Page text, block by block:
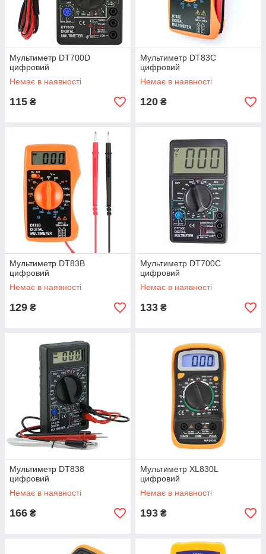
Мультиметр DT700D
цифровий
Немає в наявності
115 ₴
Мультиметр DT83C
цифровий
Немає в наявності
120 ₴
Мультиметр DT83B
цифровий
Немає в наявності
129 ₴
Мультиметр DT700C
цифровий
Немає в наявності
133 ₴
Мультиметр DT838
цифровий
Немає в наявності
166 ₴
Мультиметр XL830L
цифровий
Немає в наявності
193 ₴